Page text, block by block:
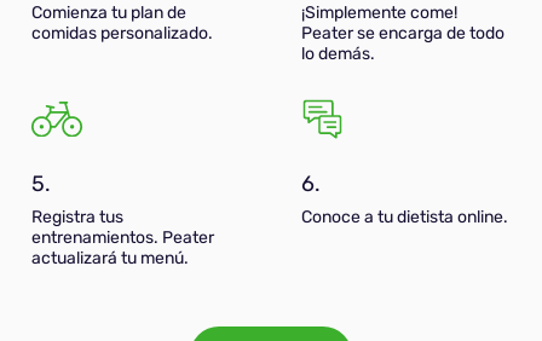
Comienza tu plan de
comidas personalizado.
¡Simplemente come!
Peater se encarga de todo
lo demás.
5.
Registra tus
entrenamientos. Peater
actualizará tu menú.
6.
Conoce a tu dietista online.